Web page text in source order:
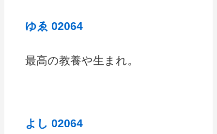
ゆゑ 02064
最高の教養や生まれ。
よし 02064